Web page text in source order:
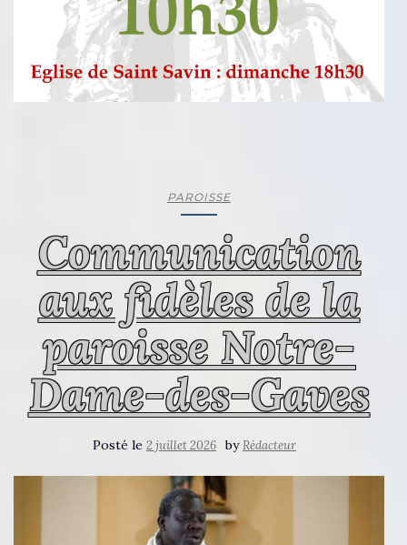
PAROISSE
Communication
aux fidèles de la
paroisse Notre-
Dame-des-Gaves
Posté le 2 juillet 2026 byRédacteur